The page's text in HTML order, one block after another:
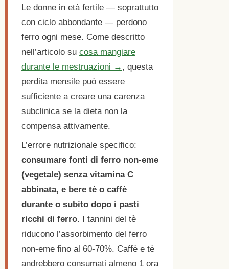
Le donne in età fertile — soprattutto
con ciclo abbondante — perdono
ferro ogni mese. Come descritto
nell’articolo su cosa mangiare
durante le mestruazioni → , questa
perdita mensile può essere
sufficiente a creare una carenza
subclinica se la dieta non la
compensa attivamente.
L’errore nutrizionale specifico:
consumare fonti di ferro non-eme
(vegetale) senza vitamina C
abbinata, e bere tè o caffè
durante o subito dopo i pasti
ricchi di ferro. I tannini del tè
riducono l’assorbimento del ferro
non-eme fino al 60-70%. Caffè e tè
andrebbero consumati almeno 1 ora